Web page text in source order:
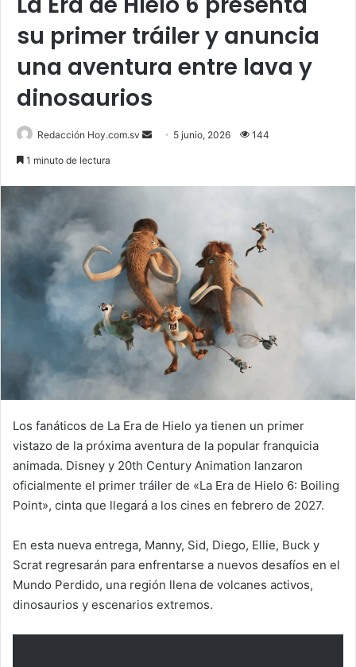
su primer tráiler y anuncia
una aventura entre lava y
dinosaurios
Redacción Hoy.com.sv
Send 5 junio, 2026 144
1 minuto de lectura
Los fanáticos de La Era de Hielo ya tienen un primer
vistazo de la próxima aventura de la popular franquicia
animada. Disney y 20th Century Animation lanzaron
oficialmente el primer tráiler de «La Era de Hielo 6: Boiling
Point», cinta que llegará a los cines en febrero de 2027.
En esta nueva entrega, Manny, Sid, Diego, Ellie, Buck y
Scrat regresarán para enfrentarse a nuevos desafíos en el
Mundo Perdido, una región llena de volcanes activos,
dinosaurios y escenarios extremos.